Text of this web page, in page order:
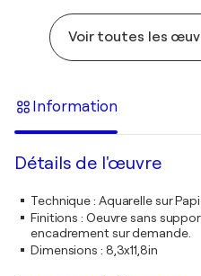
Voir toutes les
Information
Détails de l'œuvre
Technique: Aquarelle sur
Finitions : Oeuvre sans
encadrement sur demande.
Dimensions : 8,3x11,8in